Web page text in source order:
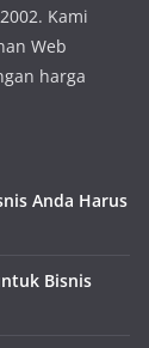
Kami
Web
harga
Anda Harus
Bisnis